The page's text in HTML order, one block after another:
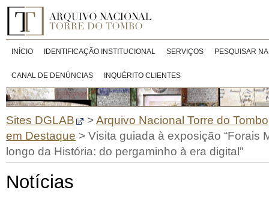
INÍCIO IDENTIFICAÇÃO INSTITUCIONAL SERVIÇOS PESQUISAR
CANAL DE DENÚNCIAS INQUÉRITO CLIENTES
Sites DGLAB >Arquivo Nacional Torre do Tombo
em Destaque > Visita guiada à exposição “Forais
longo da História: do pergaminho à era digital”
Notícias